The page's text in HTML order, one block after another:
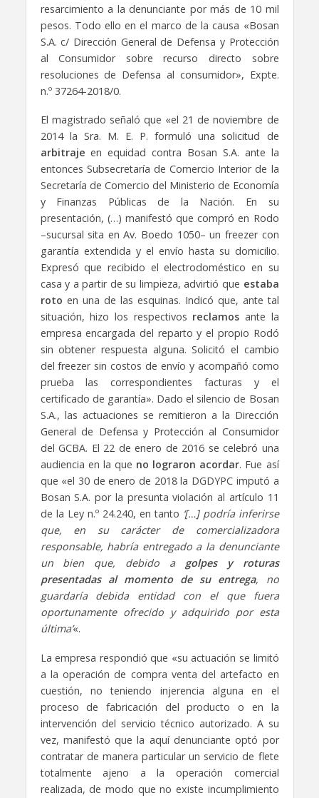
resarcimiento a la denunciante por más de 10 mil
pesos. Todo ello en el marco de la causa «Bosan
S.A. c/ Dirección General de Defensa y Protección
al Consumidor sobre recurso directo sobre
resoluciones de Defensa al consumidor», Expte.
n.º 37264-2018/0.
El magistrado señaló que «el 21 de noviembre de
2014 la Sra. M. E. P. formuló una solicitud de
arbitraje en equidad contra Bosan S.A. ante la
entonces Subsecretaría de Comercio Interior de la
Secretaría de Comercio del Ministerio de Economía
y Finanzas Públicas de la Nación. En su
presentación, (…) manifestó que compró en Rodo
–sucursal sita en Av. Boedo 1050– un freezer con
garantía extendida y el envío hasta su domicilio.
Expresó que recibido el electrodoméstico en su
casa y a partir de su limpieza, advirtió que estaba
roto en una de las esquinas. Indicó que, ante tal
situación, hizo los respectivos reclamos ante la
empresa encargada del reparto y el propio Rodó
sin obtener respuesta alguna. Solicitó el cambio
del freezer sin costos de envío y acompañó como
prueba las correspondientes facturas y el
certificado de garantía». Dado el silencio de Bosan
S.A., las actuaciones se remitieron a la Dirección
General de Defensa y Protección al Consumidor
del GCBA. El 22 de enero de 2016 se celebró una
audiencia en la que no lograron acordar. Fue así
que «el 30 de enero de 2018 la DGDYPC imputó a
Bosan S.A. por la presunta violación al artículo 11
de la Ley n.º 24.240, en tanto ‘[…] podría inferirse
que, en su carácter de comercializadora
responsable, habría entregado a la denunciante
un bien que, debido a golpes y roturas
presentadas al momento de su entrega, no
guardaría debida entidad con el que fuera
oportunamente ofrecido y adquirido por esta
última’«.
La empresa respondió que «su actuación se limitó
a la operación de compra venta del artefacto en
cuestión, no teniendo injerencia alguna en el
proceso de fabricación del producto o en la
intervención del servicio técnico autorizado. A su
vez, manifestó que la aquí denunciante optó por
contratar de manera particular un servicio de flete
totalmente ajeno a la operación comercial
realizada, de modo que no existe incumplimiento